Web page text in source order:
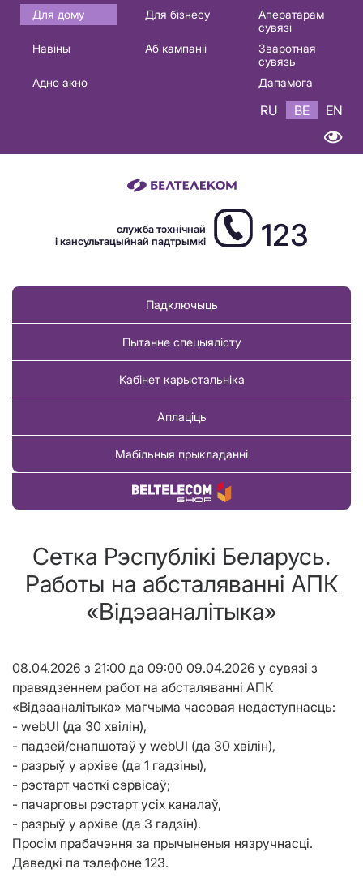
Основная
навигация
Для дому Для бізнесу
Аператарам
сувязі
Навіны
Аб кампаніі
Зваротная
сувязь
Адно акно
Дапамога
RU BE EN
служба тэхнічнай
і кансультацыйнай падтрымкі
123
Падключыць
Пытанне спецыялісту
Кабінет карыстальніка
Аплаціць
Мабільныя прыкладанні
Купіць тавар
Сетка Рэспублікі Беларусь.
Работы на абсталяванні АПК
«Відэааналітыка»
08.04.2026 з 21:00 да 09:00 09.04.2026 у сувязі з
правядзеннем работ на абсталяванні АПК
«Відэааналітыка» магчыма часовая недаступнасць:
- webUI (да 30 хвілін),
- падзей/снапшотаў у webUI (да 30 хвілін),
- разрыў у архіве (да 1 гадзіны),
- рэстарт часткі сэрвісаў;
- пачарговы рэстарт усіх каналаў,
- разрыў у архіве (да 3 гадзін).
Просім прабачэння за прычыненыя нязручнасці.
Даведкі па тэлефоне 123.